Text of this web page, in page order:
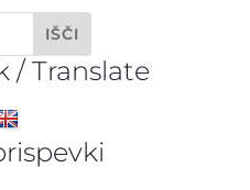
/ Translate